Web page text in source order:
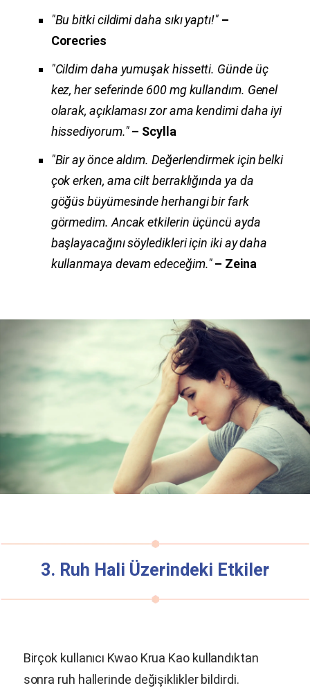
"Bu bitki cildimi daha sıkı yaptı!" –
Corecries
"Cildim daha yumuşak hissetti. Günde üç
kez, her seferinde 600 mg kullandım. Genel
olarak, açıklaması zor ama kendimi daha iyi
hissediyorum." – Scylla
"Bir ay önce aldım. Değerlendirmek için belki
çok erken, ama cilt berraklığında ya da
göğüs büyümesinde herhangi bir fark
görmedim. Ancak etkilerin üçüncü ayda
başlayacağını söyledikleri için iki ay daha
kullanmaya devam edeceğim." – Zeina
3. Ruh Hali Üzerindeki Etkiler
Birçok kullanıcı Kwao Krua Kao kullandıktan
sonra ruh hallerinde değişiklikler bildirdi.